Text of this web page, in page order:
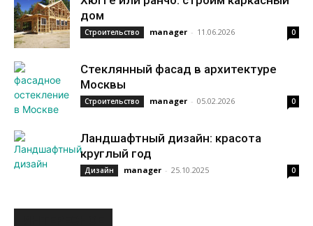
дом
Строительство manager - 11.06.2026 0
Стеклянный фасад в архитектуре
Москвы
Строительство manager - 05.02.2026 0
Ландшафтный дизайн: красота
круглый год
Дизайн manager - 25.10.2025 0